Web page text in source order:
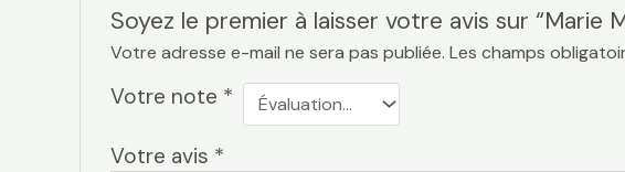
Soyez le premier à laisser votre avis sur “Marie
Votre adresse e-mail ne sera pas publiée. Les champs
Votre note *
Votre avis *